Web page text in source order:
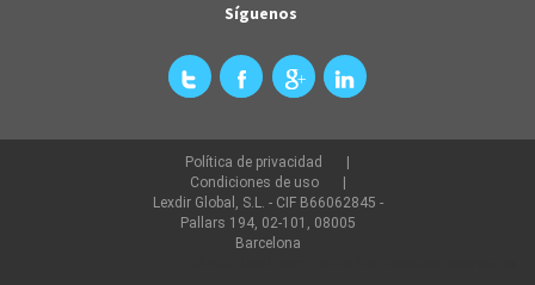
Síguenos
Política de privacidad
Condiciones de uso
Lexdir Global, S.L. - CIF B66062845 -
Pallars 194, 02-101, 08005
Barcelona